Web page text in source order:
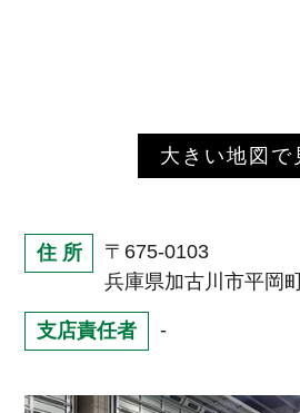
大きい地図で
住 所
〒675-0103
兵庫県加古川市平岡
支店責任者 -